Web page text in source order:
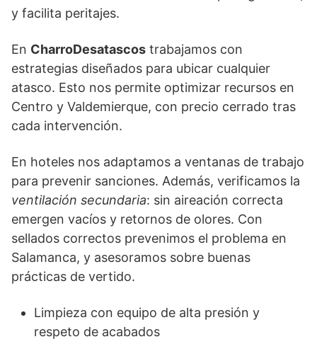
y facilita peritajes.
En CharroDesatascos trabajamos con
estrategias diseñados para ubicar cualquier
atasco. Esto nos permite optimizar recursos en
Centro y Valdemierque, con precio cerrado tras
cada intervención.
En hoteles nos adaptamos a ventanas de trabajo
para prevenir sanciones. Además, verificamos la
ventilación secundaria: sin aireación correcta
emergen vacíos y retornos de olores. Con
sellados correctos prevenimos el problema en
Salamanca, y asesoramos sobre buenas
prácticas de vertido.
Limpieza con equipo de alta presión y
respeto de acabados